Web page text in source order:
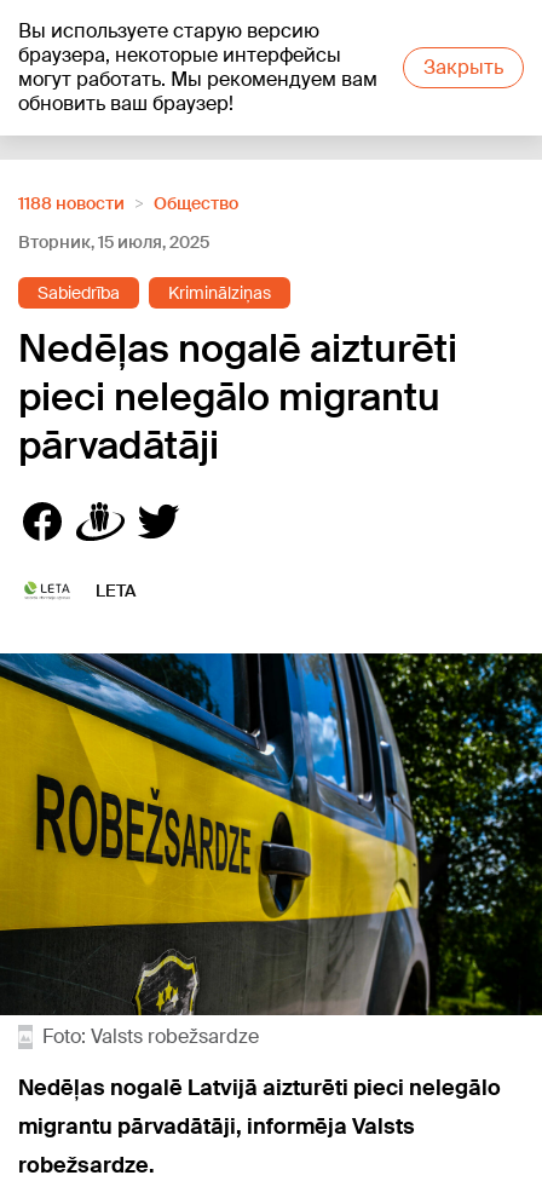
Вы используете старую версию
браузера, некоторые интерфейсы
могут работать. Мы рекомендуем вам
обновить ваш браузер!
Закрыть
+26°C
1188 новости
Oбщество
Вторник, 15 июля, 2025
Sabiedrība Kriminālziņas
Nedēļas nogalē aizturēti
pieci nelegālo migrantu
pārvadātāji
LETA
Foto: Valsts robežsardze
Nedēļas nogalē Latvijā aizturēti pieci nelegālo
migrantu pārvadātāji, informēja Valsts
robežsardze.